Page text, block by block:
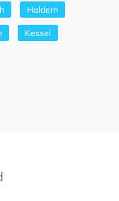
Haldern
Kessel